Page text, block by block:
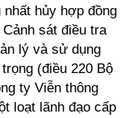
nhất hủy hợp đồng
sát điều tra
lý và sử dụng
(điều 220 Bộ
ty Viễn thông
loạt lãnh đạo cấp